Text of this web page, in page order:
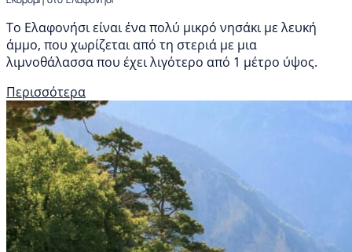
Το Ελαφονήσι είναι ένα πολύ μικρό νησάκι με λευκή
άμμο, που χωρίζεται από τη στεριά με μια
λιμνοθάλασσα που έχει λιγότερο από 1 μέτρο ύψος.
Περισσότερα